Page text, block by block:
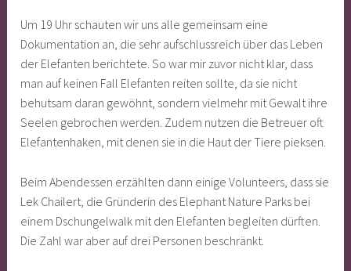
Um 19 Uhr schauten wir uns alle gemeinsam eine
Dokumentation an, die sehr aufschlussreich über das Leben
der Elefanten berichtete. So war mir zuvor nicht klar, dass
man auf keinen Fall Elefanten reiten sollte, da sie nicht
behutsam daran gewöhnt, sondern vielmehr mit Gewalt ihre
Seelen gebrochen werden. Zudem nutzen die Betreuer oft
Elefantenhaken, mit denen sie in die Haut der Tiere pieksen.
Beim Abendessen erzählten dann einige Volunteers, dass sie
Lek Chailert, die Gründerin des Elephant Nature Parks bei
einem Dschungelwalk mit den Elefanten begleiten dürften.
Die Zahl war aber auf drei Personen beschränkt.